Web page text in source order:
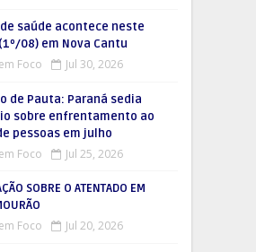
saúde acontece neste
08) em Nova Cantu
Foco Jul 30, 2026
de Pauta: Paraná sedia
sobre enfrentamento ao
pessoas em julho
Foco Jul 25, 2026
SOBRE O ATENTADO EM
Foco Jul 20, 2026